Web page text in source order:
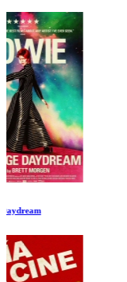
Despierta La Vida de